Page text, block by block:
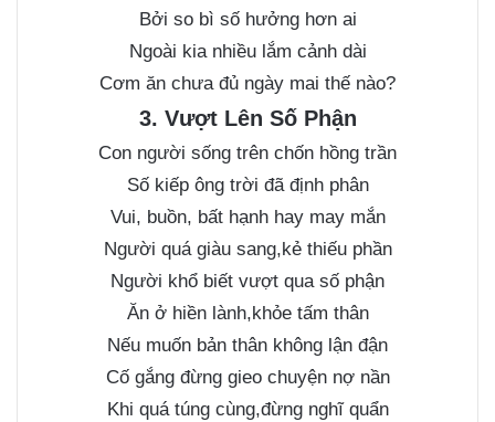
Bởi so bì số hưởng hơn ai
Ngoài kia nhiều lắm cảnh dài
Cơm ăn chưa đủ ngày mai thế nào?
3. Vượt Lên Số Phận
Con người sống trên chốn hồng trần
Số kiếp ông trời đã định phân
Vui, buồn, bất hạnh hay may mắn
Người quá giàu sang,kẻ thiếu phần
Người khổ biết vượt qua số phận
Ăn ở hiền lành,khỏe tấm thân
Nếu muốn bản thân không lận đận
Cố gắng đừng gieo chuyện nợ nần
Khi quá túng cùng,đừng nghĩ quẩn